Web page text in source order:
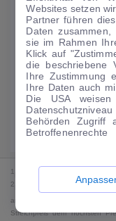
141
0 € Anzahlung ·48
Angebot
Kraftstoffverbrauch
· CO₂-Klasse G · WLTP*
1
2 Bei dem Streichpreis
an auto.de übermittelten
Streichpreis dem höchsten
Websites setzen
Partner führen
Daten
sie im Rahmen
Klick auf
die beschriebene
Ihre Zustimmung
Ihre Daten auch
Die USA
Behörden Zugriff
anpassen. Dies
Cookie-Richtlinie
Sie in unserer